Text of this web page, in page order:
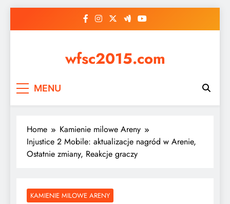
wfsc2015.com
MENU
Home
Kamienie milowe Areny
Injustice 2 Mobile: aktualizacje nagród w Arenie,
Ostatnie zmiany, Reakcje graczy
KAMIENIE MILOWE ARENY